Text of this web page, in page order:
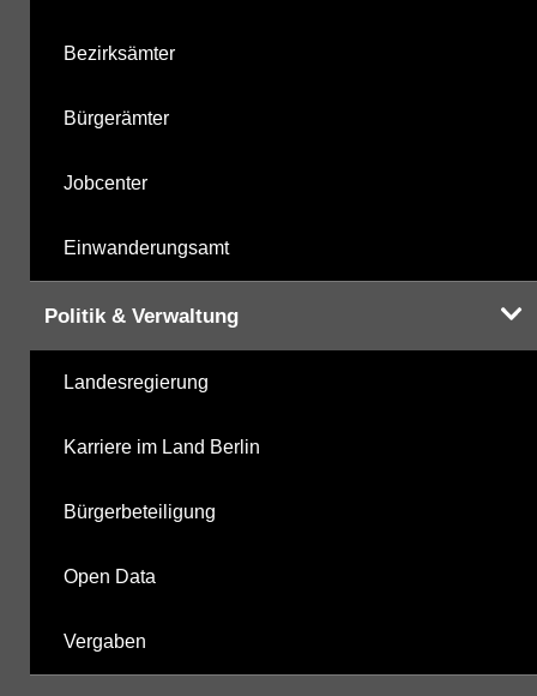
Bezirksämter
Bürgerämter
Jobcenter
Einwanderungsamt
Politik & Verwaltung
Landesregierung
Karriere im Land Berlin
Bürgerbeteiligung
Open Data
Vergaben